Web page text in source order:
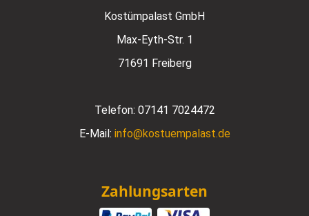
Kostümpalast GmbH
Max-Eyth-Str. 1
71691 Freiberg
Telefon: 07141 7024472
E-Mail: info@kostuempalast.de
Zahlungsarten